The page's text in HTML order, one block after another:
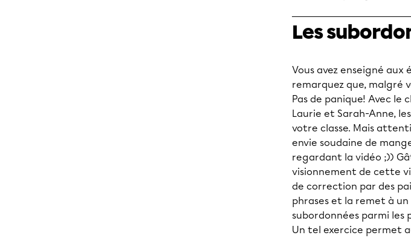
Les
Vous avez enseigné aux
remarquez que, malgré
Pas de panique! Avec
Laurie et Sarah-Anne, les
votre classe. Mais
envie soudaine de
regardant la vidéo ;))
visionnement de cette
de correction par des
phrases et la remet à
subordonnées parmi les
Un tel exercice permet